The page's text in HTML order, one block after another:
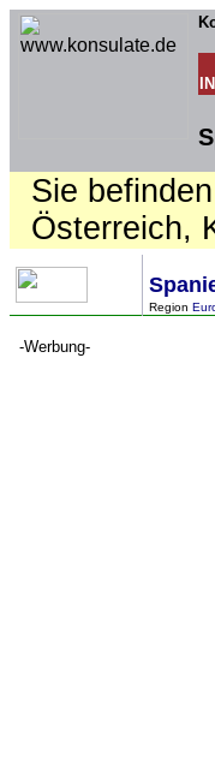
Sie
Österreich,
Region
-Werbung-